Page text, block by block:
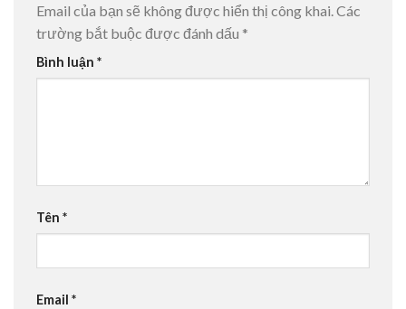
Email của bạn sẽ không được hiển thị công khai.Các
trường bắt buộc được đánh dấu *
Bình luận *
Tên *
Email *